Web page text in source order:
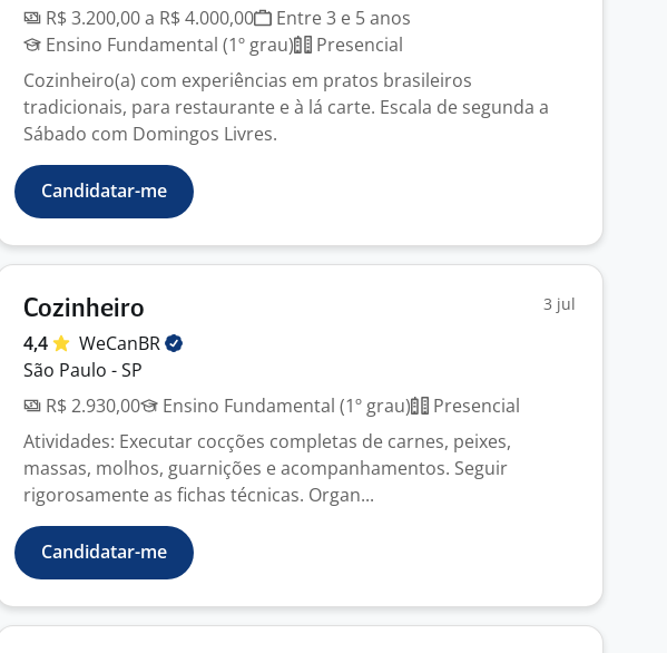
R$ 3.200,00 a R$ 4.000,00
Entre 3 e 5 anos
Ensino Fundamental (1º grau)
Presencial
Cozinheiro(a) com experiências em pratos brasileiros
tradicionais, para restaurante e à lá carte. Escala de segunda a
Sábado com Domingos Livres.
Candidatar-me
Cozinheiro 3 jul
4,4
WeCanBR
São Paulo - SP
R$ 2.930,00
Ensino Fundamental (1º grau)
Presencial
Atividades: Executar cocções completas de carnes, peixes,
massas, molhos, guarnições e acompanhamentos. Seguir
rigorosamente as fichas técnicas. Organ...
Candidatar-me